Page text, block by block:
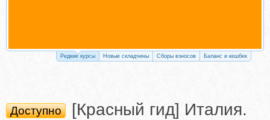
Редкие курсы Новые складчины Сборы взносов Баланс и кешбек
Доступно
[Красный гид] Италия.